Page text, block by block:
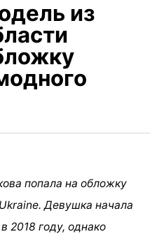
из
попала на обложку
Девушка начала
2018 году, однако